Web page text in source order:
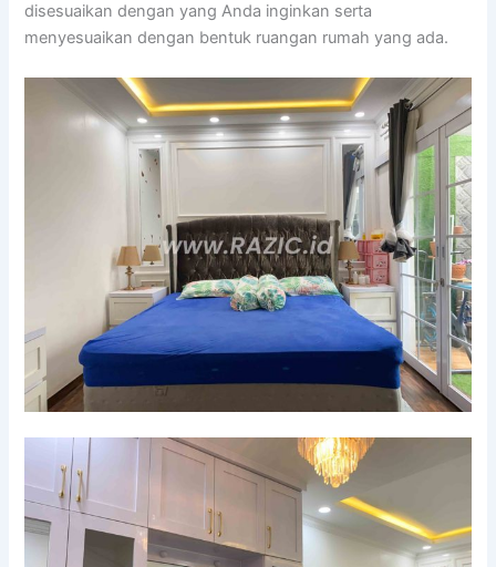
disesuaikan dengan yang Anda inginkan serta
menyesuaikan dengan bentuk ruangan rumah yang ada.